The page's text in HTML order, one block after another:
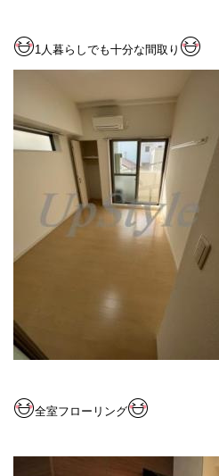
1 人暮らしでも十分な間取り
全室フローリング